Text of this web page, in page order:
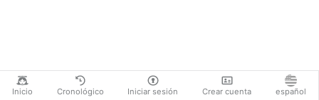
Inicio Cronológico Iniciar sesión Crear cuenta español